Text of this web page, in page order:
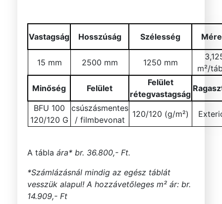
Vastagság Hosszúság Szélesség
15 mm 2500 mm 1250 mm
m²/
Minőség
Felület
Felület
rétegvastagság
BFU 100
120/120 G
csúszásmentes
/ filmbevonat
120/120 (g/m²)
A tábla ára* br. 36.800,- Ft.
*Számlázásnál mindig az egész táblát
vesszük alapul! A hozzávetőleges m² ár: br.
14.909,- Ft